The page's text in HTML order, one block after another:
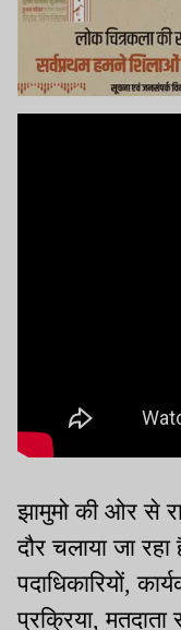
झामुमो की ओर से
दौर चलाया जा रहा
पदाधिकारियों,
प्रक्रिया,